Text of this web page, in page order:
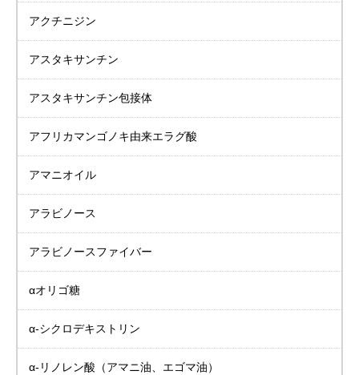
アクチニジン
アスタキサンチン
アスタキサンチン包接体
アフリカマンゴノキ由来エラグ酸
アマニオイル
アラビノース
アラビノースファイバー
αオリゴ糖
α-シクロデキストリン
α-リノレン酸 （アマニ油、エゴマ油）